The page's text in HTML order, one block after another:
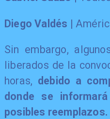
Diego Valdés |
Sin embargo,
liberados de la
horas, debido a
donde se
posibles reemplazos.